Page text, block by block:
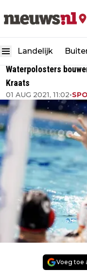
Landelijk
Waterpolosters
Kraats
01 AUG 2021, 11:02•
Voeg toe